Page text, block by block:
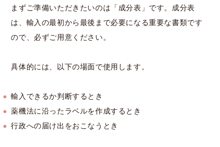
まずご準備いただきたいのは「成分表」です。成分表
は、輸入の最初から最後まで必要になる重要な書類です
ので、必ずご用意ください。
具体的には、以下の場面で使用します。
輸入できるか判断するとき
薬機法に沿ったラベルを作成するとき
行政への届け出をおこなうとき